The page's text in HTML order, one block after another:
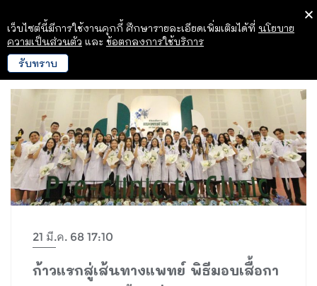
21 มี.ค. 68 17:10
ก้าวแรกสู่เส้นทางแพทย์ พิธีมอบเสื้อกา
เว็บไซต์นี้มีการใช้งานคุกกี้ ศึกษารายละเอียดเพิ่มเติมได้ที่ นโยบาย
ความเป็นส่วนตัว และ ข้อตกลงการใช้บริการ
รับทราบ